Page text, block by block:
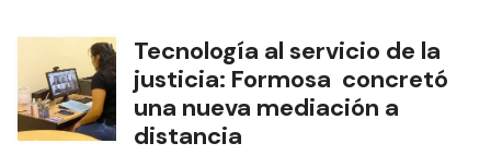
Tecnología al servicio de la
justicia: Formosa concretó
una nueva mediación a
distancia